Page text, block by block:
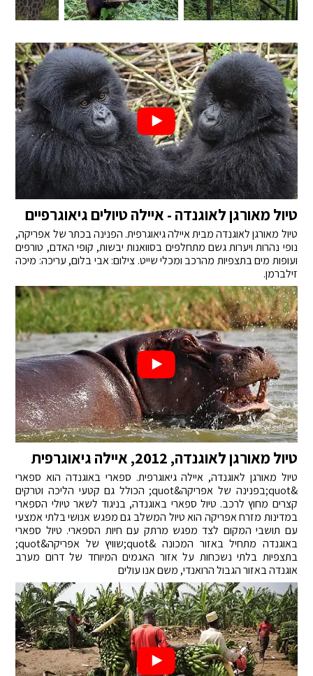
טיול מאורגן לאוגנדה - איילה טיולים גיאוגרפיים
טיול מאורגן לאוגנדה מבית איילה גיאוגרפית. הפנינה בכתר של אפריקה,
נופי נהרות ויערות גשם מתחלפים בסוואנות יבשות, קופי האדם, טורפים
ועופות מים בתצפיות מהרכב ומכלי שייט. צילום: אבי בלום, עריכה: מיכה
זילברמן.
טיול מאורגן לאוגנדה, 2012, איילה גיאוגרפית
טיול מאורגן לאוגנדה, איילה גיאוגרפית. ספארי באוגנדה הוא ספארי
&quot;בפנינה של אפריקה&quot; הכולל גם קטעי הליכה וטרקים
קצרים מחוץ לרכב. טיול ספארי באוגנדה, בניגוד לשאר טיולי הספארי
במדינות מזרח אפריקה הוא טיול המשלב גם מפגש אנושי בלתי אמצעי
עם תושבי המקום לצד מפגש מרתק עם חיות הספארי. טיול ספארי
באוגנדה מתחיל באזור המכונה &quot;שוויץ של אפריקה&quot;
בתצפיות בלתי נשכחות על אזור האגמים המיוחד של דרום מערב
אוגנדה באזור הגבול הרואנדי, משם אנו עולים